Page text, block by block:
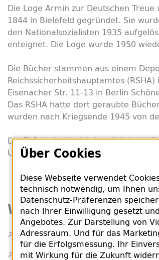
Die Loge Armin zur Deutschen Treue
1844 in Bielefeld gegründet. Sie
den Nationalsozialisten 1935
enteignet. Die Loge wurde 1950
Die Bücher stammen aus einem
Reichssicherheitshauptamtes (RSHA)
Eisenacher Str. 11-13 in Berlin
Das RSHA hatte dort geraubte
wurden nach Kriegsende 1945 von
Die ZLB bedankt sich herzlich beim
Unterstützung bei dieser Rückgabe.
Weiterführende
Die dunkle Zeit - vom Ende 1935
Webseite der Loge
Über Cookies
Diese Webseite verwendet
technisch notwendig, um Ihnen
Datenschutz-Präferenzen
nach Ihrer Einwilligung gesetzt
Angebotes. Zur Darstellung von
Adressraum. Und für das
für die Erfolgsmessung. Ihr
mit Wirkung für die Zukunft